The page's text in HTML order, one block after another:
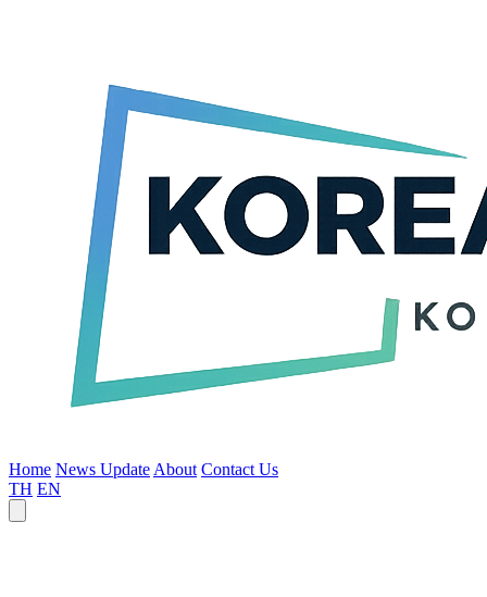
Home News Update About Contact Us
TH EN